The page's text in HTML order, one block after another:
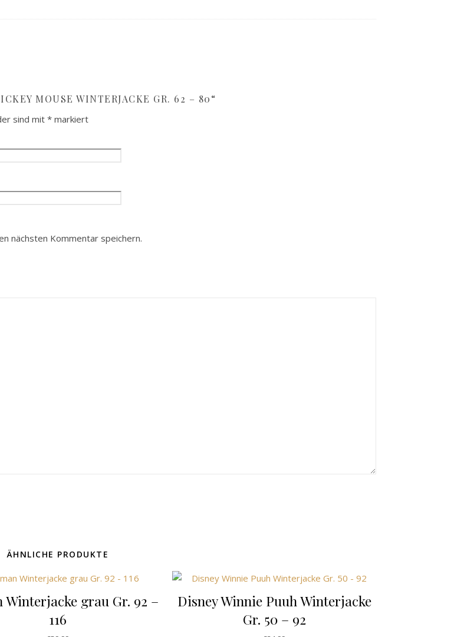
MOUSE WINTERJACKE GR. 62 – 80“
sind mit * markiert
nächsten Kommentar speichern.
ÄHNLICHE PRODUKTE
Winterjacke grau Gr. 92 –
116
Disney Winnie Puuh Winterjacke
Gr. 50 – 92